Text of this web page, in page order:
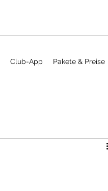
Club-App Pakete & Preise